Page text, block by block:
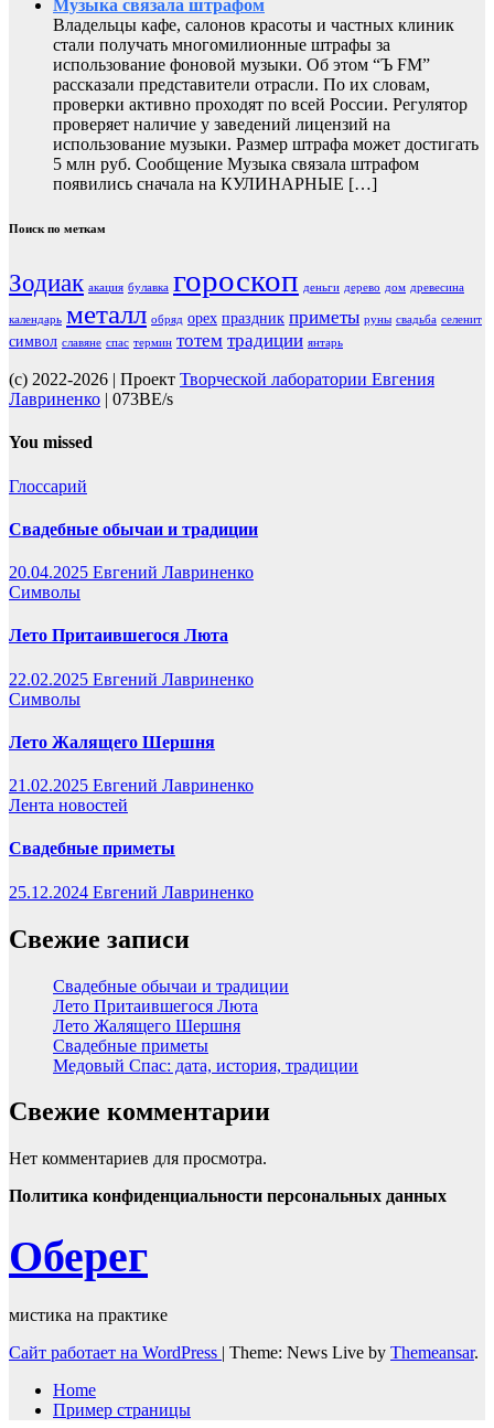
Музыка связала штрафом
Владельцы кафе, салонов красоты и частных клиник
стали получать многомилионные штрафы за
использование фоновой музыки. Об этом “Ъ FM”
рассказали представители отрасли. По их словам,
проверки активно проходят по всей России. Регулятор
проверяет наличие у заведений лицензий на
использование музыки. Размер штрафа может достигать
5 млн руб. Сообщение Музыка связала штрафом
появились сначала на КУЛИНАРНЫЕ […]
Поиск по меткам
Зодиак акация булавка гороскоп деньги дерево дом древесина
календарь металл обряд орех праздник приметы руны свадьба селенит
символ славяне спас термин тотем традиции янтарь
(c) 2022-2026 | Проект Творческой лаборатории Евгения
Лавриненко | 073BE/s
You missed
Глоссарий
Свадебные обычаи и традиции
20.04.2025 Евгений Лавриненко
Символы
Лето Притаившегося Люта
22.02.2025 Евгений Лавриненко
Символы
Лето Жалящего Шершня
21.02.2025 Евгений Лавриненко
Лента новостей
Свадебные приметы
25.12.2024 Евгений Лавриненко
Свежие записи
Свадебные обычаи и традиции
Лето Притаившегося Люта
Лето Жалящего Шершня
Свадебные приметы
Медовый Спас: дата, история, традиции
Свежие комментарии
Нет комментариев для просмотра.
Политика конфиденциальности персональных данных
Оберег
мистика на практике
Сайт работает на WordPress | Theme: News Live by Themeansar.
Home
Пример страницы